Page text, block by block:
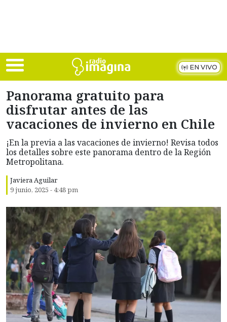
EN VIVO
Panorama gratuito para
disfrutar antes de las
vacaciones de invierno en Chile
¡En la previa a las vacaciones de invierno! Revisa todos
los detalles sobre este panorama dentro de la Región
Metropolitana.
Javiera Aguilar
9 junio, 2025 - 4:48 pm